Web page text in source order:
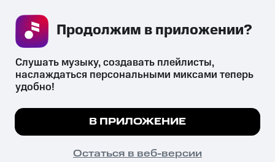
СКАЧАТЬ ПРИЛОЖЕНИЕ
психотропных веществ, их аналогов причиняет вред здоровью,
их незаконный оборот запрещён и влечёт установленную
законодательством ответственность.
© 2026 ООО «КИОН».
Мы используем куки, чтобы на сайте все
Подробнее
ПОНЯТНО
Слушать музыку, создавать плейлисты,
наслаждаться персональными миксами теперь
удобно!
В ПРИЛОЖЕНИЕ
Остаться в веб-версии